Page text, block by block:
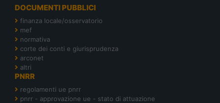
DOCUMENTI PUBBLICI
finanza locale/osservatorio
mef
normativa
corte dei conti e giurisprudenza
arconet
altri
PNRR
regolamenti ue pnrr
pnrr - approvazione ue - stato di attuazione